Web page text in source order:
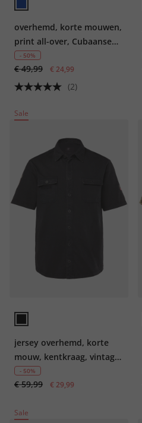
overhemd, korte mouwen,
print all-over, Cubaanse
kraag, tot 8XL
- 50%
€ 49,99 € 24,99
(2)
Sale
jersey overhemd, korte
mouw, kentkraag, vintage
look, modern fit, tot 8XL
- 50%
€ 59,99 € 29,99
Sale